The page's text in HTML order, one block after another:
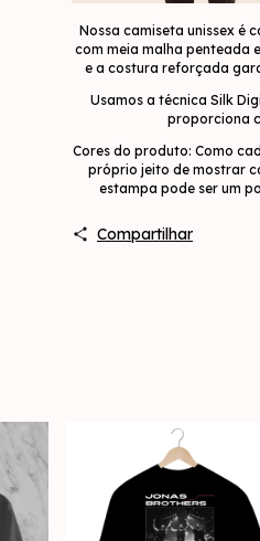
Nossa camiseta unissex é
com meia malha penteada
e a costura reforçada
Usamos a técnica Silk
proporciona
Cores do produto: Como
próprio jeito de mostrar
estampa pode ser um
Compartilhar